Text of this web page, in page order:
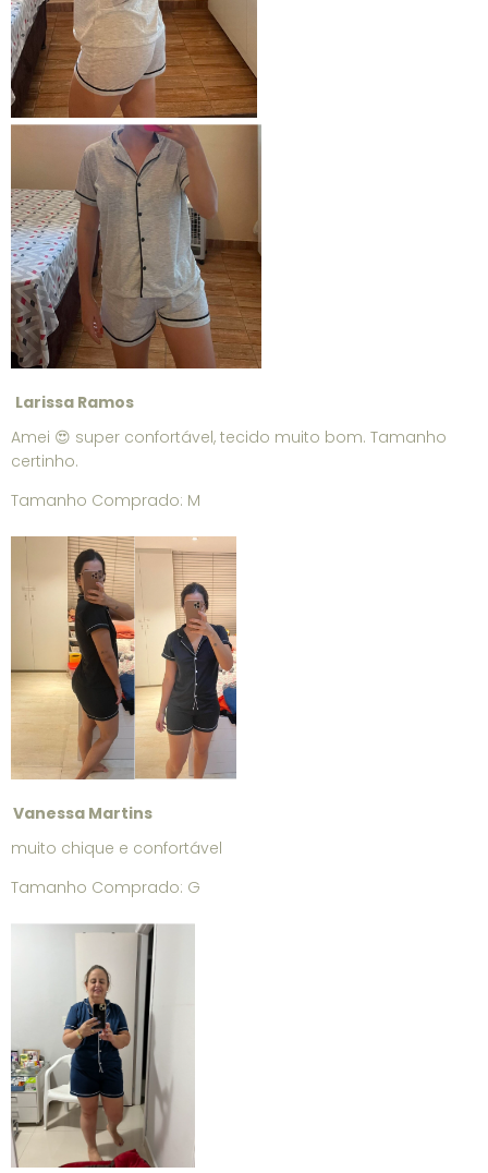
Larissa Ramos
Amei 😍 super confortável, tecido muito bom. Tamanho
certinho.
Tamanho Comprado: M
Vanessa Martins
muito chique e confortável
Tamanho Comprado: G